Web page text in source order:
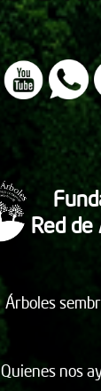
Red
Árboles
Quienes nos